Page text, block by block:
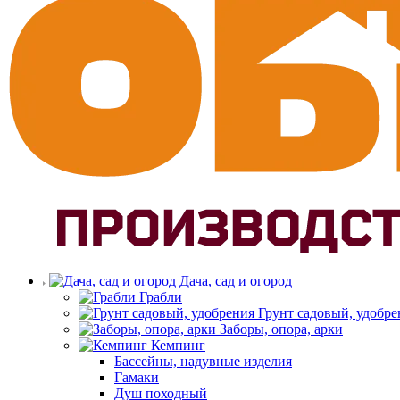
Дача, сад и огород
Грабли
Грунт садовый,
Заборы, опора, арки
Кемпинг
Бассейны, надувные изделия
Гамаки
Душ походный